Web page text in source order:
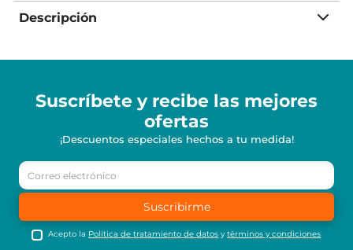
Descripción
Suscríbete y recibe las mejores
ofertas
¡Descuentos especiales hechos a tu medida!
Suscribirme
Acepto la Política de tratamiento de datos ytérminos y condiciones